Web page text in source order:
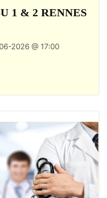
1 & 2 RENNES
2026 @ 17:00